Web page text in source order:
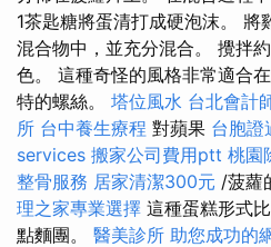
1茶匙糖將蛋清打成硬泡沫。 將
混合物中，並充分混合。 攪拌
色。 這種奇怪的風格非常適合
特的螺絲。 塔位風水 台北會計
所 台中養生療程 對蘋果 台胞證
services 搬家公司費用ptt 桃園
整骨服務 居家清潔300元 /菠蘿
理之家專業選擇 這種蛋糕形式
點麵團。 醫美診所 助您成功的